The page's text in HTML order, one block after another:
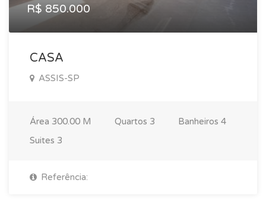
R$ 850.000
CASA
ASSIS-SP
Área 300.00 M Quartos 3 Banheiros 4
Suites 3
Referência: